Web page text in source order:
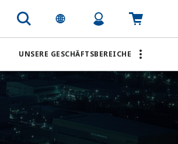
UNSERE GESCHÄFTSBEREICHE